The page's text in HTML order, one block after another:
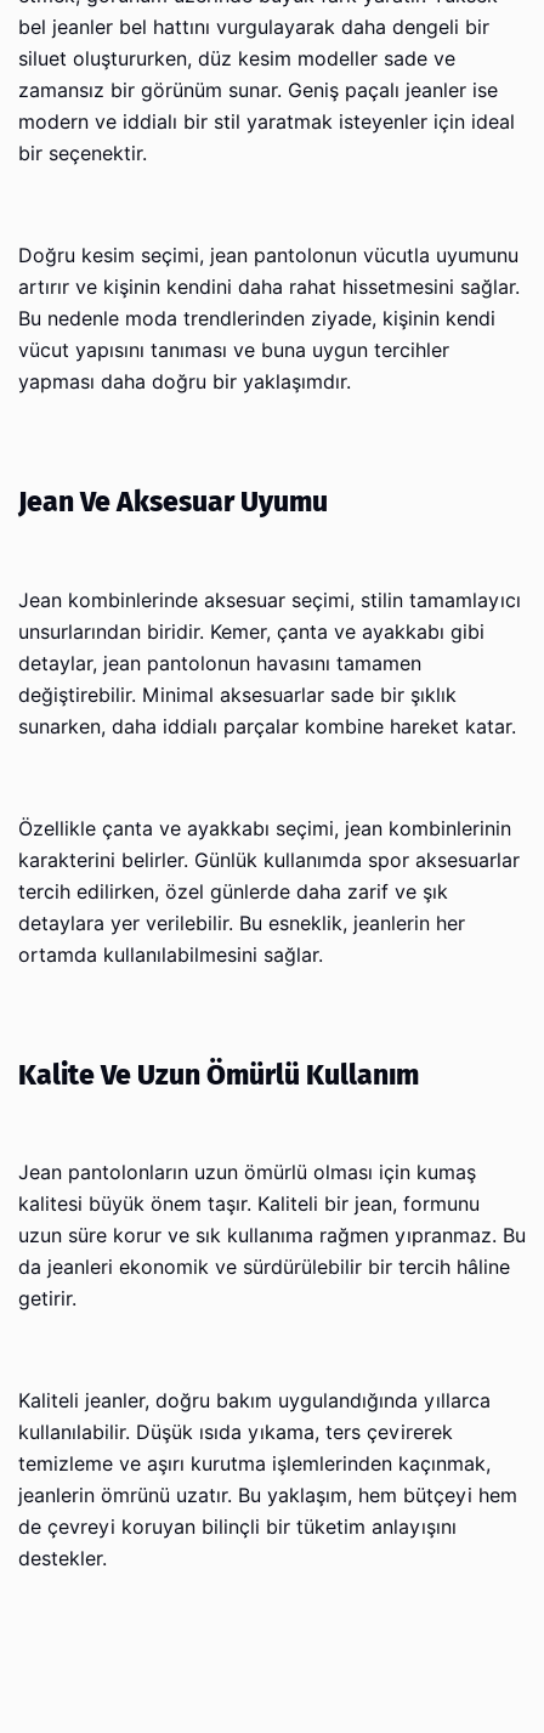
bel jeanler bel hattını vurgulayarak daha dengeli bir
siluet oluştururken, düz kesim modeller sade ve
zamansız bir görünüm sunar. Geniş paçalı jeanler ise
modern ve iddialı bir stil yaratmak isteyenler için ideal
bir seçenektir.
Doğru kesim seçimi, jean pantolonun vücutla uyumunu
artırır ve kişinin kendini daha rahat hissetmesini sağlar.
Bu nedenle moda trendlerinden ziyade, kişinin kendi
vücut yapısını tanıması ve buna uygun tercihler
yapması daha doğru bir yaklaşımdır.
Jean Ve Aksesuar Uyumu
Jean kombinlerinde aksesuar seçimi, stilin tamamlayıcı
unsurlarından biridir. Kemer, çanta ve ayakkabı gibi
detaylar, jean pantolonun havasını tamamen
değiştirebilir. Minimal aksesuarlar sade bir şıklık
sunarken, daha iddialı parçalar kombine hareket katar.
Özellikle çanta ve ayakkabı seçimi, jean kombinlerinin
karakterini belirler. Günlük kullanımda spor aksesuarlar
tercih edilirken, özel günlerde daha zarif ve şık
detaylara yer verilebilir. Bu esneklik, jeanlerin her
ortamda kullanılabilmesini sağlar.
Kalite Ve Uzun Ömürlü Kullanım
Jean pantolonların uzun ömürlü olması için kumaş
kalitesi büyük önem taşır. Kaliteli bir jean, formunu
uzun süre korur ve sık kullanıma rağmen yıpranmaz. Bu
da jeanleri ekonomik ve sürdürülebilir bir tercih hâline
getirir.
Kaliteli jeanler, doğru bakım uygulandığında yıllarca
kullanılabilir. Düşük ısıda yıkama, ters çevirerek
temizleme ve aşırı kurutma işlemlerinden kaçınmak,
jeanlerin ömrünü uzatır. Bu yaklaşım, hem bütçeyi hem
de çevreyi koruyan bilinçli bir tüketim anlayışını
destekler.